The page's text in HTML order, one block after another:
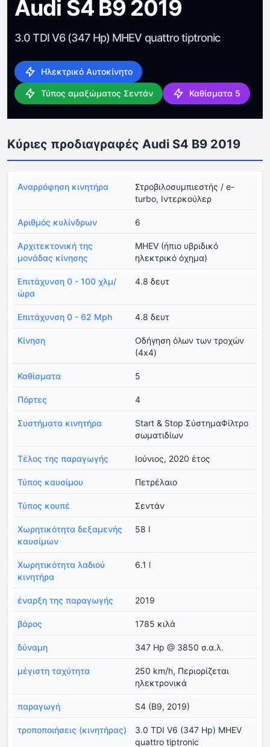
Audi S4 B9 2019
3.0 TDI V6 (347 Hp) MHEV quattro tiptronic
Ηλεκτρικό Αυτοκίνητο
Τύπος αμαξώματος Σεντάν Καθίσματα 5
Κύριες προδιαγραφές Audi S4 B9 2019
Αναρρόφηση κινητήρα
Στροβιλοσυμπιεστής / e-
turbo, Ιντερκούλερ
Αριθμός κυλίνδρων 6
Αρχιτεκτονική της
μονάδας κίνησης
MHEV (ήπιο υβριδικό
ηλεκτρικό όχημα)
Επιτάχυνση 0 - 100 χλμ/
ώρα
4.8 δευτ
Επιτάχυνση 0 - 62 Mph 4.8 δευτ
Κίνηση
Οδήγηση όλων των τροχών
(4x4)
Καθίσματα 5
Πόρτες 4
Συστήματα κινητήρα
Start & Stop ΣύστημαΦίλτρο
σωματιδίων
Τέλος της παραγωγής Ιούνιος, 2020 έτος
Τύπος καυσίμου Πετρέλαιο
Τύπος κουπέ Σεντάν
Χωρητικότητα δεξαμενής
καυσίμων
58 l
Χωρητικότητα λαδιού
κινητήρα
6.1 l
έναρξη της παραγωγής 2019
βάρος 1785 κιλά
δύναμη 347 Hp @ 3850 σ.α.λ.
μέγιστη ταχύτητα
250 km/h, Περιορίζεται
ηλεκτρονικά
παραγωγή S4 (B9, 2019)
τροποποιήσεις (κινητήρας)
3.0 TDI V6 (347 Hp) MHEV
quattro tiptronic